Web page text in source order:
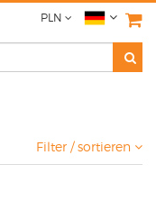
PLN
Filter / sortieren